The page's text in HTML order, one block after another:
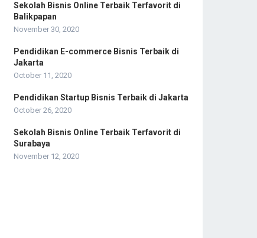
Sekolah Bisnis Online Terbaik Terfavorit di
Balikpapan
November 30, 2020
Pendidikan E-commerce Bisnis Terbaik di
Jakarta
October 11, 2020
Pendidikan Startup Bisnis Terbaik di Jakarta
October 26, 2020
Sekolah Bisnis Online Terbaik Terfavorit di
Surabaya
November 12, 2020